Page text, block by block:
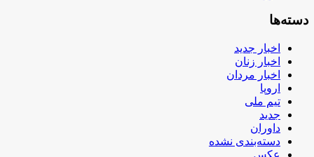
دسته‌ها
اخبار جدید
اخبار زنان
اخبار مردان
اروپا
تیم ملی
جدید
داوران
دسته‌بندی نشده
عکس